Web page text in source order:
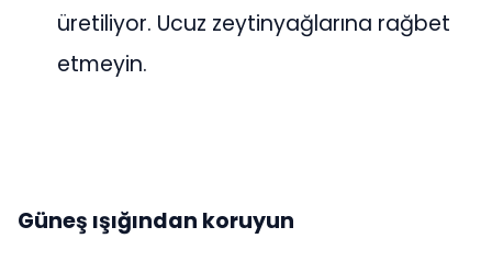
üretiliyor. Ucuz zeytinyağlarına rağbet
etmeyin.
Güneş ışığından koruyun